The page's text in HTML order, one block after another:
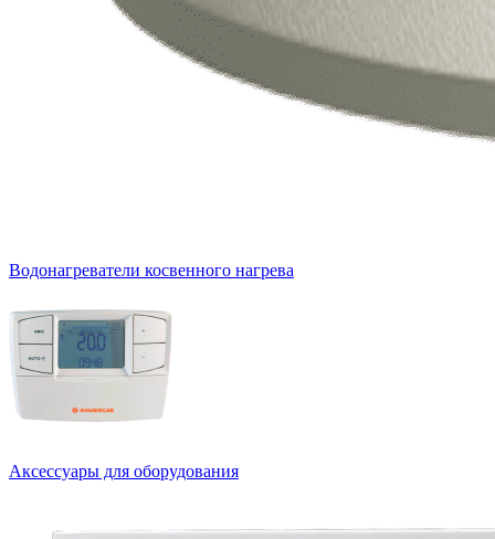
Водонагреватели косвенного нагрева
Аксессуары для оборудования